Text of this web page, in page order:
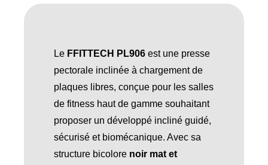
Le FFITTECH PL906est une presse
pectorale inclinée à chargement de
plaques libres, conçue pour les salles
de fitness haut de gamme souhaitant
proposer un développé incliné guidé,
sécurisé et biomécanique. Avec sa
structure bicolore noir mat et